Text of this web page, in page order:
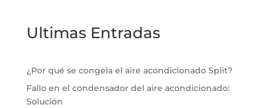
Ultimas Entradas
¿Por qué se congela el aire acondicionado Split?
Fallo en el condensador del aire acondicionado:
Solución